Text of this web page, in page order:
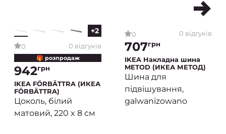
+2
0 0 відгуків
🎁 розпродаж
942грн
IKEA FÖRBÄTTRA (ИКЕА
FÖRBÄTTRA)
Цоколь, білий
матовий, 220 x 8 см
0 0 відгуків
707грн
IKEA Накладна шина
METOD (ИКЕА МЕТОД)
Шина для
підвішування,
galwanizowano